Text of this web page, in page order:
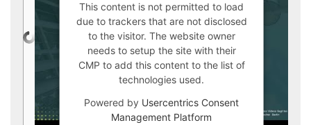
This content is not permitted to load
due to trackers that are not disclosed
to the visitor. The website owner
needs to setup the site with their
CMP to add this content to the list of
technologies used.
Powered by Usercentrics Consent
Management Platform